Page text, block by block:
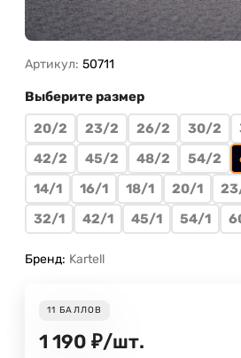
Артикул: 50711
Выберите размер
20/2
23/2 26/2 30/2
42/2
45/2 48/2 54/2
14/1
16/1 18/1 20/1
32/1
42/1 45/1 54/1
Бренд: Kartell
11 БАЛЛОВ
1 190 ₽/шт.